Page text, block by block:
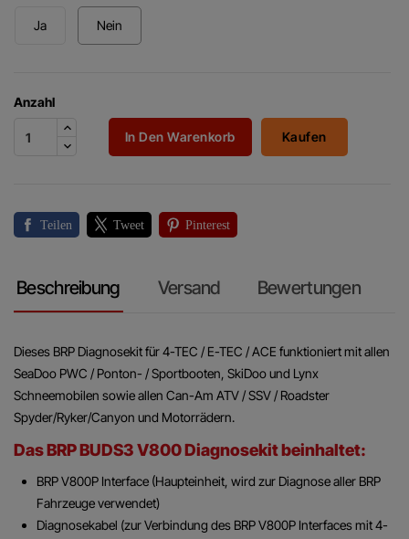
Ja Nein
Anzahl
In Den Warenkorb Kaufen
Teilen Tweet Pinterest
Beschreibung Versand Bewertungen
Dieses BRP Diagnosekit für 4-TEC / E-TEC / ACE funktioniert mit allen
SeaDoo PWC / Ponton- / Sportbooten, SkiDoo und Lynx
Schneemobilen sowie allen Can-Am ATV / SSV / Roadster
Spyder/Ryker/Canyon und Motorrädern.
Das BRP BUDS3 V800 Diagnosekit beinhaltet:
BRP V800P Interface (Haupteinheit, wird zur Diagnose aller BRP
Fahrzeuge verwendet)
Diagnosekabel (zur Verbindung des BRP V800P Interfaces mit 4-